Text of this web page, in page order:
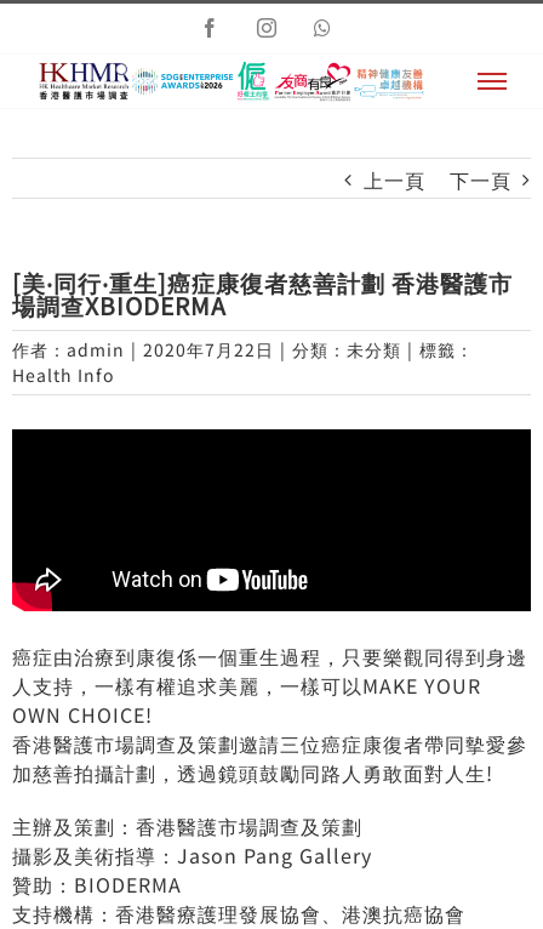
Skip
content
FacebookInstagram
上一頁 下一頁
[美‧同行‧重生]癌症康復者慈善計劃 香港醫護市
場調查XBIODERMA
作者： admin | 2020年7月22日 | 分類：未分類 | 標籤：
Health Info
癌症由治療到康復係一個重生過程，只要樂觀同得到身邊
人支持，一樣有權追求美麗，一樣可以MAKE YOUR
OWN CHOICE!
香港醫護市場調查及策劃邀請三位癌症康復者帶同摰愛參
加慈善拍攝計劃，透過鏡頭鼓勵同路人勇敢面對人生!
主辦及策劃：香港醫護市場調查及策劃
攝影及美術指導：Jason Pang Gallery
贊助：BIODERMA
支持機構：香港醫療護理發展協會、港澳抗癌協會